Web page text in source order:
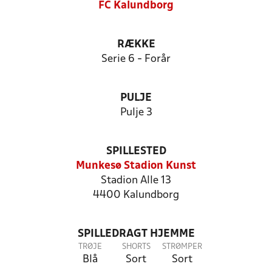
FC Kalundborg
RÆKKE
Serie 6 - Forår
PULJE
Pulje 3
SPILLESTED
Munkesø Stadion Kunst
Stadion Alle 13
4400 Kalundborg
SPILLEDRAGT HJEMME
TRØJE
Blå
SHORTS
Sort
STRØMPER
Sort